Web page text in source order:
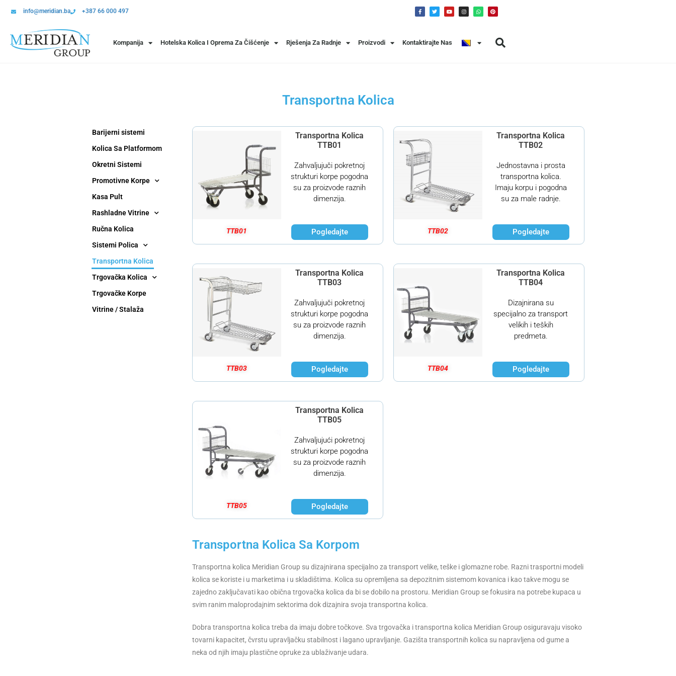
info@meridian.ba +387 66 000 497
Kompanija Hotelska Kolica I Oprema Za Čišćenje Rješenja Za Radnje Proizvodi Kontaktirajte Nas
Transportna Kolica
Barijerni sistemi
Kolica Sa Platformom
Okretni Sistemi
Promotivne Korpe
Kasa Pult
Rashladne Vitrine
Ručna Kolica
Sistemi Polica
Transportna Kolica
Trgovačka Kolica
Trgovačke Korpe
Vitrine / Stalaža
TTB01
Transportna Kolica
TTB01
Zahvaljujuči pokretnoj
strukturi korpe pogodna
su za proizvode raznih
dimenzija.
Pogledajte
TTB03
Transportna Kolica
TTB03
Zahvaljujuči pokretnoj
strukturi korpe pogodna
su za proizvode raznih
dimenzija.
Pogledajte
TTB05
Transportna Kolica
TTB05
Zahvaljujući pokretnoj
strukturi korpe pogodna
su za proizvode raznih
dimenzija.
Pogledajte
TTB02
Transportna Kolica
TTB02
Jednostavna i prosta
transportna kolica.
Imaju korpu i pogodna
su za male radnje.
Pogledajte
TTB04
Transportna Kolica
TTB04
Dizajnirana su
specijalno za transport
velikih i teških
predmeta.
Pogledajte
Transportna Kolica​ Sa Korpom
Transportna kolica Meridian Group su dizajnirana specijalno za transport velike, teške i glomazne robe. Razni trasportni modeli
kolica se koriste i u marketima i u skladištima. Kolica su opremljena sa depozitnim sistemom kovanica i kao takve mogu se
zajedno zaključavati kao obična trgovačka kolica da bi se dobilo na prostoru. Meridian Group se fokusira na potrebe kupaca u
svim ranim maloprodajnim sektorima dok dizajnira svoja transportna kolica.
Dobra transportna kolica treba da imaju dobre točkove. Sva trgovačka i transportna kolica Meridian Group osiguravaju visoko
tovarni kapacitet, čvrstu upravljačku stabilnost i lagano upravljanje. Gazišta transportnih kolica su napravljena od gume a
neka od njih imaju plastične opruke za ublaživanje udara.